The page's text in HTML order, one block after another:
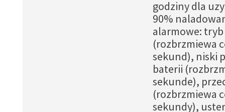
godziny dla
90%
alarmowe:
(rozbrzmiewa
sekund), niski
baterii
sekunde),
(rozbrzmiewa
sekundy),